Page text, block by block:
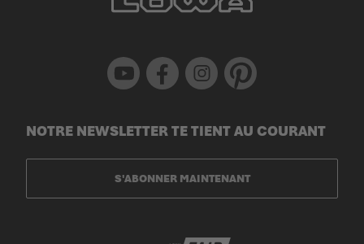
Youtube Facebook Instagram Pinterest
NOTRE NEWSLETTER TE TIENT AU COURANT
S'ABONNER MAINTENANT